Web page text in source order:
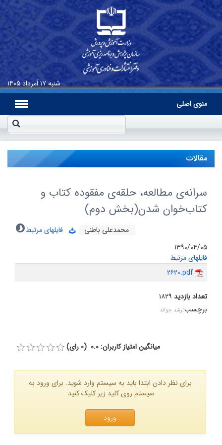
شنبه۱۷ اَمرداد ۱۴۰۵
منوی اصلی
مقالات
سرانه‌ى مطالعه، حلقه‌ى مفقوده کتاب و
کتاب‌خوان شدن(بخش دوم)‌
محمدعلى باطنى
فایلهای مرتبط
۱۳۹۰/۰۴/۰۵
فایلهای مرتبط
2620.pdf
تعداد بازدید ۱۸۲۹
برچسب:رشد جوانه
میانگین امتیاز کاربران: 0.0 (0 رای)
برای نظر دادن ابتدا باید به سیستم وارد شوید. برای ورود به
سیستم روی کلید زیر کلیک کنید.
ورود